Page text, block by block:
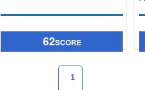
62SCORE
1